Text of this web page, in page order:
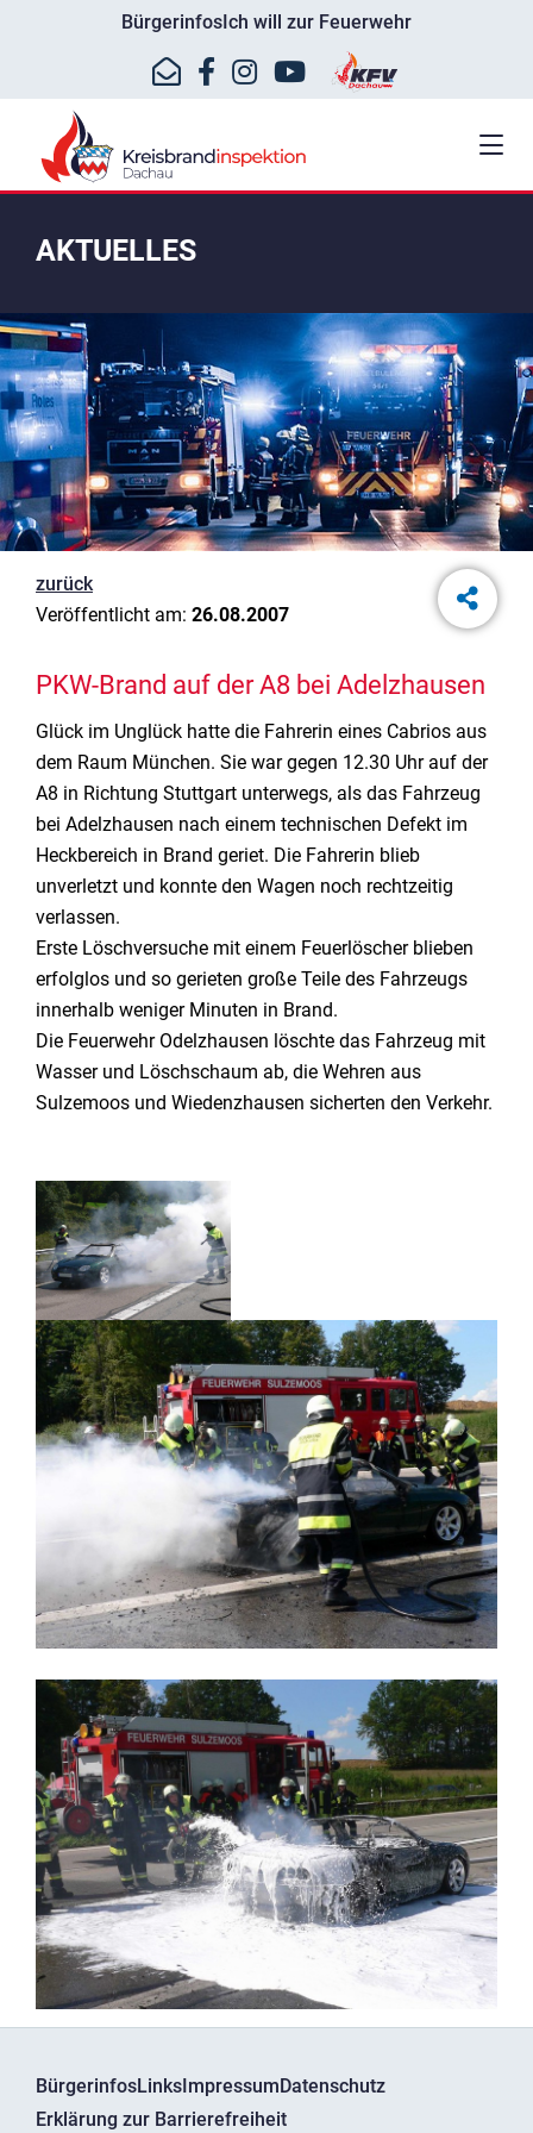
BürgerinfosIch will zur Feuerwehr
AKTUELLES
zurück
Veröffentlicht am: 26.08.2007
PKW-Brand auf der A8 bei Adelzhausen
Glück im Unglück hatte die Fahrerin eines Cabrios aus
dem Raum München. Sie war gegen 12.30 Uhr auf der
A8 in Richtung Stuttgart unterwegs, als das Fahrzeug
bei Adelzhausen nach einem technischen Defekt im
Heckbereich in Brand geriet. Die Fahrerin blieb
unverletzt und konnte den Wagen noch rechtzeitig
verlassen.
Erste Löschversuche mit einem Feuerlöscher blieben
erfolglos und so gerieten große Teile des Fahrzeugs
innerhalb weniger Minuten in Brand.
Die Feuerwehr Odelzhausen löschte das Fahrzeug mit
Wasser und Löschschaum ab, die Wehren aus
Sulzemoos und Wiedenzhausen sicherten den Verkehr.
BürgerinfosLinksImpressumDatenschutz
Erklärung zur Barrierefreiheit